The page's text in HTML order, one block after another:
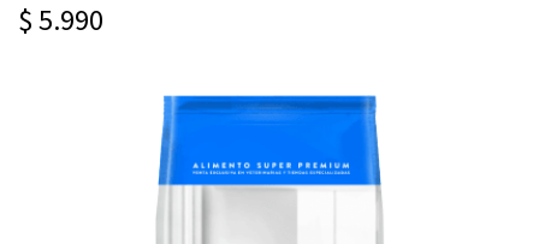
$ 5.990